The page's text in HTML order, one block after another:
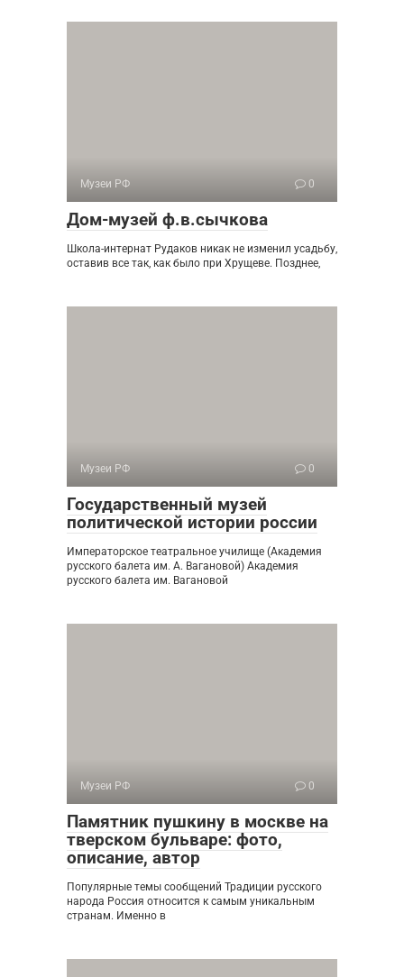
Музеи РФ 0
Дом-музей ф.в.сычкова
Школа-интернат Рудаков никак не изменил усадьбу,
оставив все так, как было при Хрущеве. Позднее,
Музеи РФ 0
Государственный музей
политической истории россии
Императорское театральное училище (Академия
русского балета им. А. Вагановой) Академия
русского балета им. Вагановой
Музеи РФ 0
Памятник пушкину в москве на
тверском бульваре: фото,
описание, автор
Популярные темы сообщений Традиции русского
народа Россия относится к самым уникальным
странам. Именно в